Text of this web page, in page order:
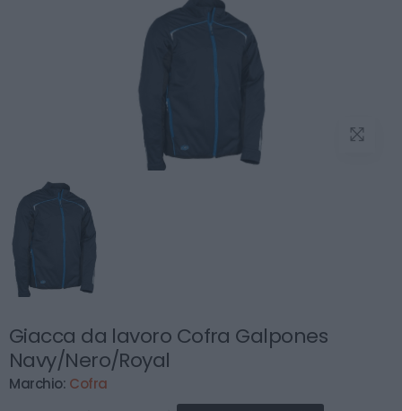
Giacca da lavoro Cofra Galpones
Navy/Nero/Royal
Marchio: Cofra